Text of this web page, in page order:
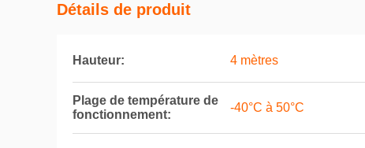
Détails de produit
Hauteur: 4 mètres
Plage de température de
fonctionnement:
-40°C à 50°C